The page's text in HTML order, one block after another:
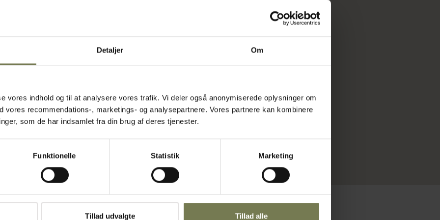
Detaljer Om
vores indhold og til at analysere vores trafik. Vi deler også anonymiserede oplysninger om
vores recommendations-, marketings- og analysepartnere. Vores partnere kan kombinere
som de har indsamlet fra din brug af deres tjenester.
Funktionelle Statistik Marketing
Tillad udvalgte Tillad alle
når det
muligt at
Den
at
er glasset
til et
en god